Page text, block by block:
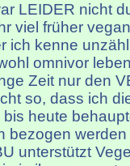
LEIDER nicht
viel früher
ich kenne
omnivor
Zeit nur den
so, dass ich
heute
bezogen
unterstützt